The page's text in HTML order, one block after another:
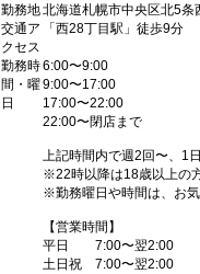
勤務地北海道札幌市中央区北5条
交通ア
クセス
「西28丁目駅」徒歩9分
勤務時
間・曜
日
6:00〜9:00
9:00〜17:00
17:00〜22:00
22:00〜閉店まで
上記時間内で週2回〜、1
※22時以降は18歳以上の
※勤務曜日や時間は、お
【営業時間】
平日 7:00〜翌2:00
土日祝 7:00〜翌2:00